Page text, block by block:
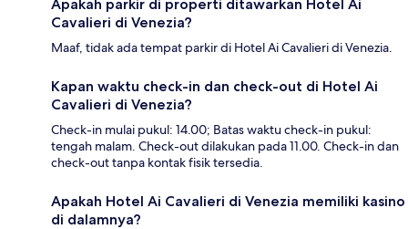
Apakah parkir di properti ditawarkan Hotel Ai
Cavalieri di Venezia?
Maaf, tidak ada tempat parkir di Hotel Ai Cavalieri di Venezia.
Kapan waktu check-in dan check-out di Hotel Ai
Cavalieri di Venezia?
Check-in mulai pukul: 14.00; Batas waktu check-in pukul:
tengah malam. Check-out dilakukan pada 11.00. Check-in dan
check-out tanpa kontak fisik tersedia.
Apakah Hotel Ai Cavalieri di Venezia memiliki kasino
di dalamnya?